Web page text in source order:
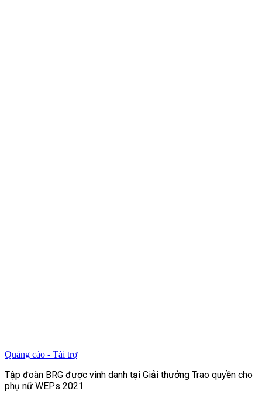
Quảng cáo - Tài trợ
Tập đoàn BRG được vinh danh tại Giải thưởng Trao quyền cho
phụ nữ WEPs 2021